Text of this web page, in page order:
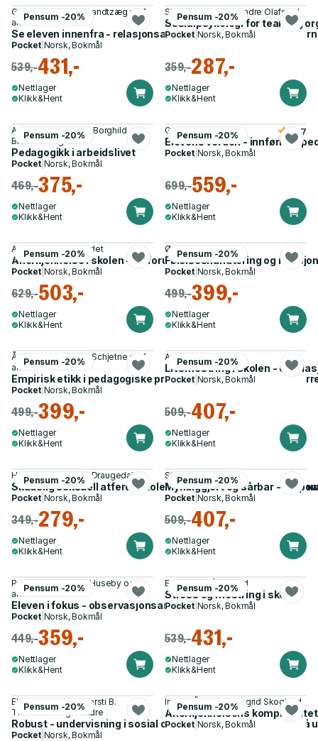
Pensum -20%
Guro Øiestad, Ida Brandtzæg og 1
annen
Se eleven innenfra - relasjonsarbeid og mentalisering på
Pocket| Norsk, Bokmål
539,-431,-
Nettlager
Klikk&Hent
Pensum -20%
Silje Wiig-Abban, Sindre Olafsrud
Sosialpsykologi for team og
Pocket| Norsk, Bokmål
359,-287,-
Nettlager
Klikk&Hent
Pensum -20%
Adina Marie Nydahl, Borghild
Brekke Hauglid
Pedagogikk i arbeidslivet
Pocket| Norsk, Bokmål
469,-375,-
Nettlager
Klikk&Hent
Pensum -20%
Gunn Imsen
Elevens verden - innføring i
4.7
Pocket| Norsk, Bokmål
699,-559,-
Nettlager
Klikk&Hent
Pensum -20%
Arne Nikolaisen Jordet
Anerkjennelse i skolen - en forutsetning for læring
Pocket| Norsk, Bokmål
629,-503,-
Nettlager
Klikk&Hent
Pensum -20%
Øyvind Fallmyr
Følelseshåndtering og
Pocket| Norsk, Bokmål
499,-399,-
Nettlager
Klikk&Hent
Pensum -20%
Åse Røthing, Espen Schjetne og 1
annen
Empirisk etikk i pedagogiske praksiser - artikulasjon,
Pocket| Norsk, Bokmål
499,-399,-
Nettlager
Klikk&Hent
Pensum -20%
Anne Sælebakke
Livsmestring i skolen - et
Pocket| Norsk, Bokmål
509,-407,-
Nettlager
Klikk&Hent
Pensum -20%
Helle Kleive, Kjersti Draugedalen
Skadelig seksuell atferd i skolen - hvem kan hjelpe meg? :
Pocket| Norsk, Bokmål
349,-279,-
Nettlager
Klikk&Hent
Pensum -20%
Stein Amundsen
Myndiggjort og sårbar -
Pocket| Norsk, Bokmål
509,-407,-
Nettlager
Klikk&Hent
Pensum -20%
Peik Gjøsund, Roar Huseby og 1
annen
Eleven i fokus - observasjonsarbeid i skolen
Pocket| Norsk, Bokmål
449,-359,-
Nettlager
Klikk&Hent
Pensum -20%
Edvin Bru, Pål Roland
Stress og mestring i skolen
Pocket| Norsk, Bokmål
539,-431,-
Nettlager
Klikk&Hent
Pensum -20%
Elin N. Vangsnes, Kjersti B.
Tharaldsen og 9 andre
Robust - undervisning i sosial og emosjonell kompetanse på
Pocket| Norsk, Bokmål
Pensum -20%
Ingvild Åmot, Ruth Ingrid Skoglund
Anerkjennelsens
Pocket| Norsk, Bokmål